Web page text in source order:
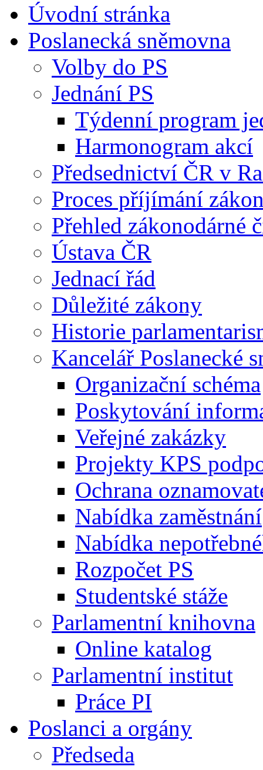
Úvodní stránka
Poslanecká sněmovna
Volby do PS
Jednání PS
Týdenní program
Harmonogram akcí
Předsednictví ČR v
Proces příjímání
Přehled zákonodárné
Ústava ČR
Jednací řád
Důležité zákony
Historie
Kancelář Poslanecké
Organizační schéma
Poskytování
Veřejné zakázky
Projekty KPS
Ochrana
Nabídka zaměstnání
Nabídka
Rozpočet PS
Studentské stáže
Parlamentní knihovna
Online katalog
Parlamentní institut
Práce PI
Poslanci a orgány
Předseda